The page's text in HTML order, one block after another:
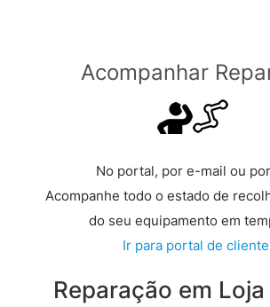
Acompanhar
No portal, por e-mail ou
Acompanhe todo o estado de
do seu equipamento em
Ir para portal de
Reparação em Loja